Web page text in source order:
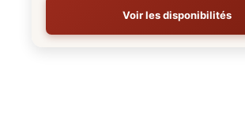
Voir les disponibilités